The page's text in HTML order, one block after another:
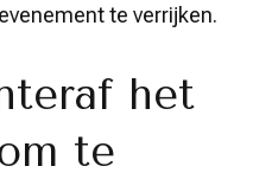
te verrijken.
het
te